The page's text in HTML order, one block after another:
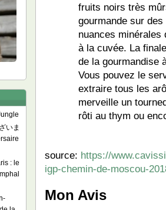
fruits noirs très
gourmande sur
nuances minérales
à la cuvée. La
de la gourmandise
Vous pouvez le
extraire tous les
merveille un
rôti au thym ou
source: https://
igp-chemin-de-moscou-
Mon Avis
いま
: le